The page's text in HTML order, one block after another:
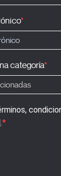
categoría
.